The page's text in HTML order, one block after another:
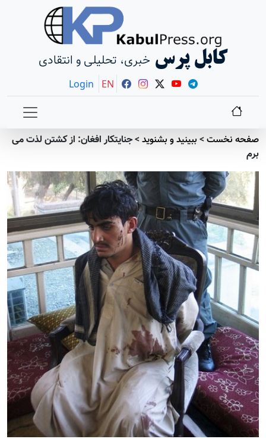
کابل پرس خبری، تحلیلی و انتقادی
Login EN
صفحه نخست> ببينيد و بشنويد>جنایتکار افغان: از کشتن لذت می
برم